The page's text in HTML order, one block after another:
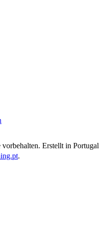
Erstellt in Portugal
.